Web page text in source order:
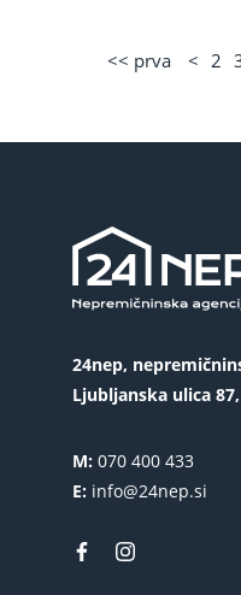
<< prva < 2
24nep,
Ljubljanska ulica
M: 070 400 433
E: info@24nep.si